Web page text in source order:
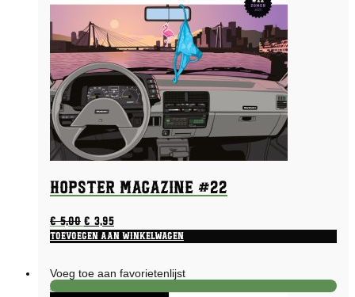
Hopster Magazine #22
€5,00 Oorspronkelijke
prijs
€ 5,00.
€ 3,95Huidige
prijs
€ 3,95.
Toevoegen aan winkelwagen
Voeg toe aan favorietenlijst
Aanbieding!